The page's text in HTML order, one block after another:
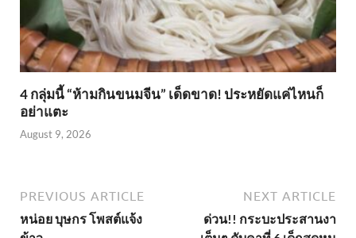
4 กลุ่มนี้ “ห้ามกินขนมจีน” เด็ดขาด! ประหยัดแค่ไหนก็
อย่าแตะ
August 9, 2026
PREVIOUS ARTICLE
หน่อย บุษกร โพสต์แจ้ง
NEXT ARTICLE
ด่วน!! กระบะประสานงา